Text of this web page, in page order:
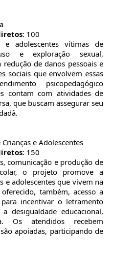
: 100
e adolescentes vítimas de
e exploração sexual,
de danos pessoais e
sociais que envolvem essas
psicopedagógico
contam com atividades de
que buscam assegurar seu
e Adolescentes
: 150
comunicação e produção de
o projeto promove a
e adolescentes que vivem na
também, acesso a
incentivar o letramento
desigualdade educacional,
Os atendidos recebem
apoiadas, participando de